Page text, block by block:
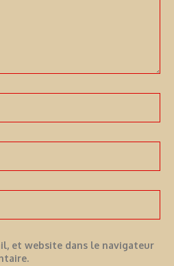
et website dans le navigateur